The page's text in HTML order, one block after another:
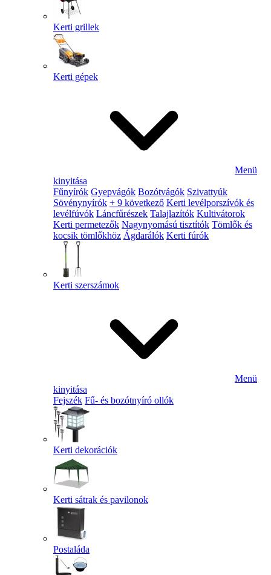
Kerti grillek
Kerti gépek
Menü
kinyitása
Fűnyírók Gyepvágók Bozótvágók Szivattyúk
Sövénynyírók + 9 következő Kerti levélporszívók és
levélfúvók Láncfűrészek Talajlazítók Kultivátorok
Kerti permetezők Nagynyomású tisztítók Tömlők és
kocsik tömlőkhöz Ágdarálók Kerti fúrók
Kerti szerszámok
Menü
kinyitása
Fejszék Fű- és bozótnyíró ollók
Kerti dekorációk
Kerti sátrak és pavilonok
Postaláda